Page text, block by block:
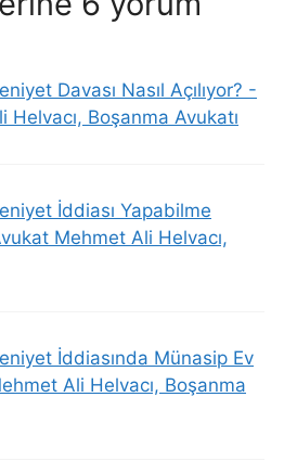
Davası Nasıl Açılıyor? -
Boşanma Avukatı
İddiası Yapabilme
Mehmet Ali Helvacı,
İddiasında Münasip Ev
Ali Helvacı, Boşanma